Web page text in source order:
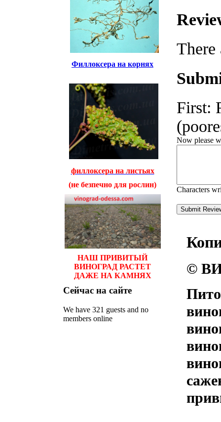
Филлоксера на корнях
филлоксера на листьях
(не безпечно для рослин)
НАШ ПРИВИТЫЙ
ВИНОГРАД РАСТЕТ
ДАЖЕ НА КАМНЯХ
Сейчас на сайте
We have 321 guests and no
members online
There
First:
Now please
Characters
©